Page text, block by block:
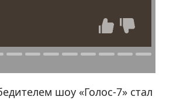
шоу «Голос-7» стал